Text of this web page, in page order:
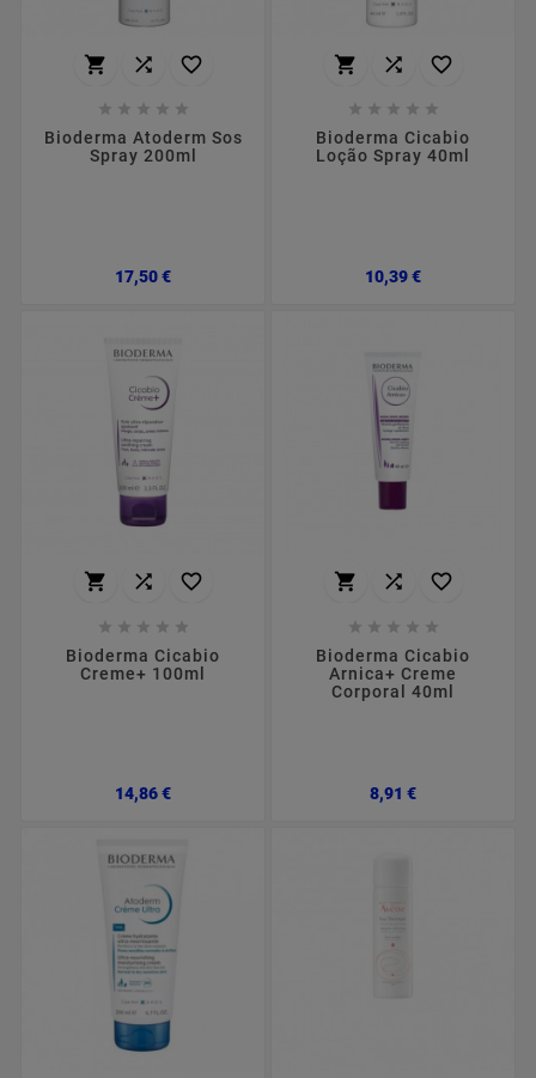
  
    
Bioderma Atoderm Sos
Spray 200ml
17,50 €Preço
  
    
Bioderma Cicabio
Loção Spray 40ml
10,39 €Preço
  
    
Bioderma Cicabio
Creme+ 100ml
14,86 €Preço
  
    
Bioderma Cicabio
Arnica+ Creme
Corporal 40ml
8,91 €Preço